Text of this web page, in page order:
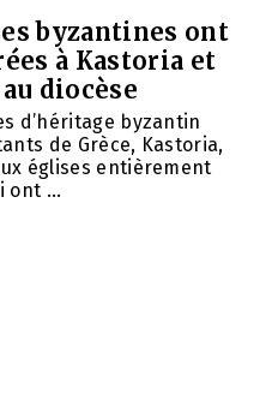
byzantines ont
à Kastoria et
diocèse
d’héritage byzantin
de Grèce, Kastoria,
églises entièrement
ont ...